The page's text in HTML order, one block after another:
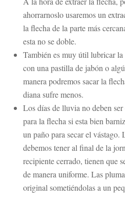
ahorrarnoslo usaremos un
la flecha de la parte más
esta no se doble.
También es muy útil lubricar la
con una pastilla de jabón o
manera podremos sacar la
diana sufre menos.
Los días de lluvia no deben
para la flecha si esta bien
un paño para secar el vástago.
debemos tener al final de la
recipiente cerrado, tienen que
de manera uniforme. Las
original sometiéndolas a un